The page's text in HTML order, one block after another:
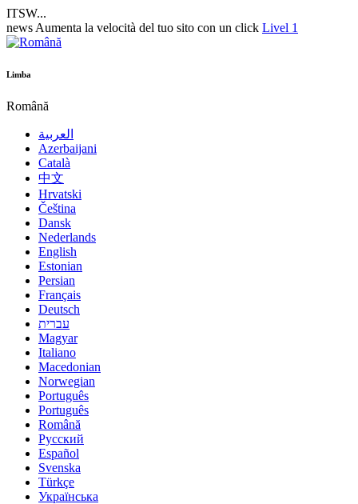
ITSW...
news Aumenta la velocità del tuo sito con un click Livel 1
Limba
Română
العربية
Azerbaijani
Català
中文
Hrvatski
Čeština
Dansk
Nederlands
English
Estonian
Persian
Français
Deutsch
עברית
Magyar
Italiano
Macedonian
Norwegian
Português
Português
Română
Русский
Español
Svenska
Türkçe
Українська